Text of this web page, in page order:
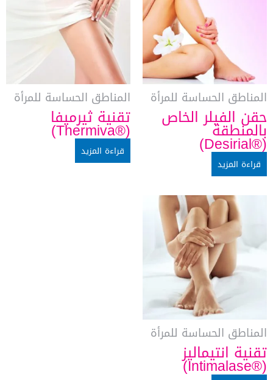
المناطق الحساسة للمرأة
حقن الفيلر الخاص
بالمنطقة
(®Desirial)
قراءة المزيد
المناطق الحساسة للمرأة
تقنية ثيرميفا
(®Thermiva)
قراءة المزيد
المناطق الحساسة للمرأة
تقنية انتيماليز
(®Intimalase)